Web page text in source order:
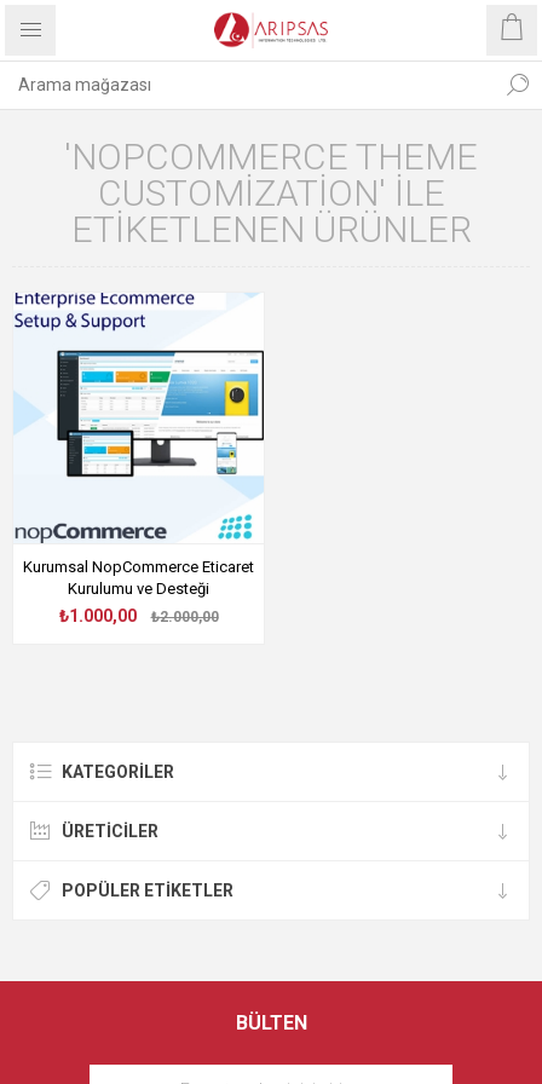
'NOPCOMMERCE THEME
CUSTOMIZATION' ILE
ETIKETLENEN ÜRÜNLER
Kurumsal NopCommerce Eticaret
Kurulumu ve Desteği
₺1.000,00 ₺2.000,00
KATEGORILER
ÜRETICILER
POPÜLER ETIKETLER
BÜLTEN